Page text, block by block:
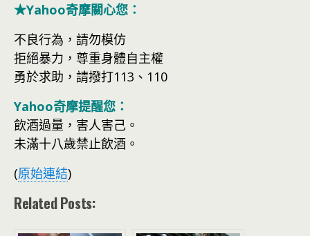
★Yahoo奇摩關心您：
不良行為，請勿模仿
拒絕暴力，尊重身體自主權
勇於求助，請撥打113、110
Yahoo奇摩提醒您：
飲酒過量，害人害己。
未滿十八歲禁止飲酒。
(原始連結)
Related Posts: